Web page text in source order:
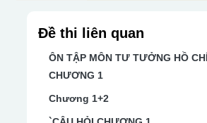
Đề thi liên quan
ÔN TẬP MÔN TƯ TƯỞNG HỒ
CHƯƠNG 1
Chương 1+2